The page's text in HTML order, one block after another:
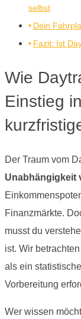
selbst
Dein
Fazit: Ist
Wie
Einstieg
Der Traum vom
Unabhängigkeit
Finanzmärkte.
musst du
ist. Wir
als ein
Vorbereitung
Wer wissen